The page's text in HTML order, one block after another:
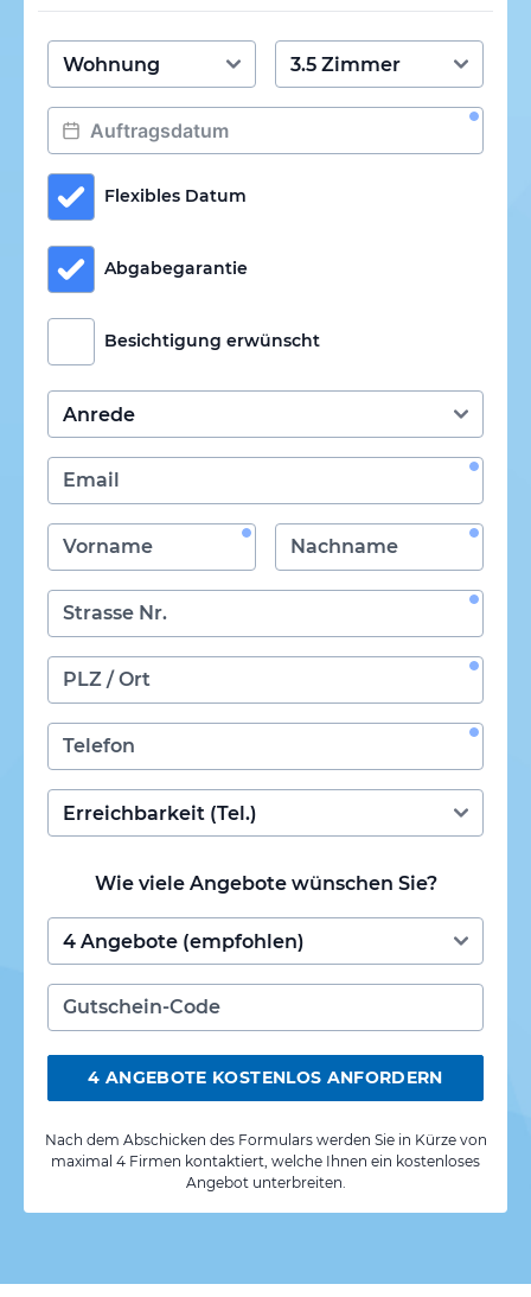
Flexibles Datum
Abgabegarantie
Besichtigung erwünscht
Wie viele Angebote wünschen Sie?
4 ANGEBOTE KOSTENLOS ANFORDERN
Nach dem Abschicken des Formulars werden Sie in Kürze von
maximal 4 Firmen kontaktiert, welche Ihnen ein kostenloses
Angebot unterbreiten.